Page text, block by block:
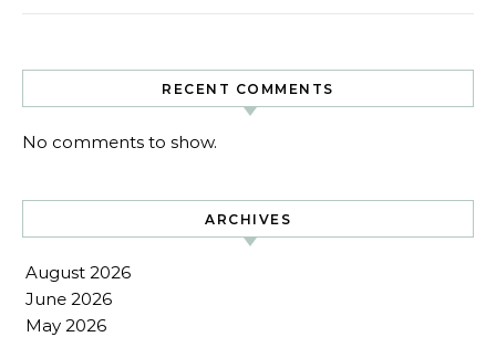
RECENT COMMENTS
No comments to show.
ARCHIVES
August 2026
June 2026
May 2026